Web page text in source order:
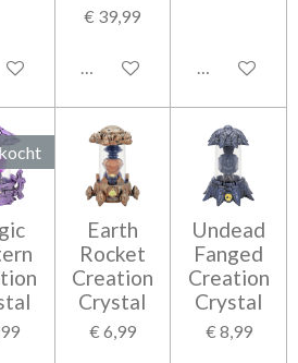
mij op de hoogte
€ 39,99
Houd mij op de hoogte
In
Earth
Rocket
Creation
Crystal
€ 6,99
Undead
Fanged
Creation
Crystal
€ 8,99